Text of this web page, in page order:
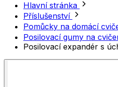
Hlavní stránka
Příslušenství
Pomůcky na domácí
Posilovací gumy na
Posilovací expandér s